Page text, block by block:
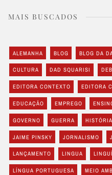
MAIS BUSCADOS
ALEMANHA BLOG BLOG DA
CULTURA DAD SQUARISI
EDITORA CONTEXTO EDITORA
EDUCAÇÃO EMPREGO
GOVERNO GUERRA HISTÓRIA
JAIME PINSKY JORNALISMO
LANÇAMENTO LINGUA
LÍNGUA PORTUGUESA MEIO